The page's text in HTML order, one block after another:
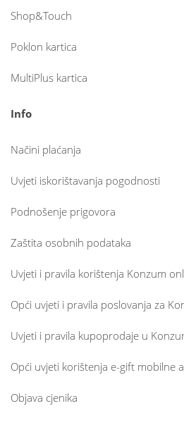
Shop&Touch
Poklon kartica
MultiPlus kartica
Info
Načini plaćanja
Uvjeti iskorištavanja pogodnosti
Podnošenje prigovora
Zaštita osobnih podataka
Uvjeti i pravila korištenja Konzum
Opći uvjeti i pravila poslovanja za
Uvjeti i pravila kupoprodaje u
Opći uvjeti korištenja e-gift mobilne
Objava cjenika